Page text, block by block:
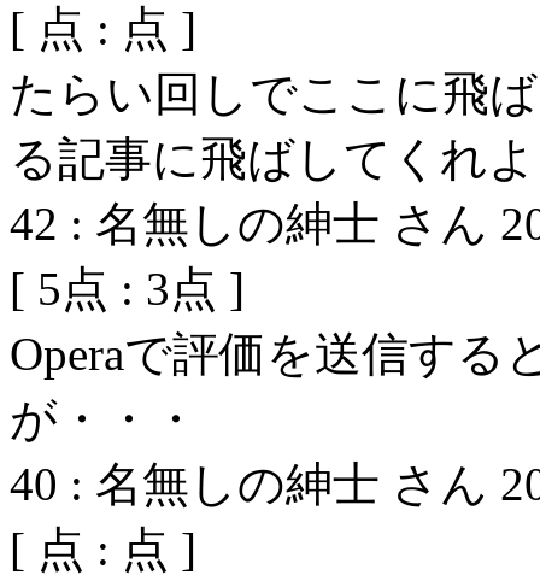
[ 点 : 点 ]
たらい回しでここに飛
る記事に飛ばしてくれ
42 : 名無しの紳士 さん
[ 5点 : 3点 ]
Operaで評価を送信する
が・・・
40 : 名無しの紳士 さん
[ 点 : 点 ]